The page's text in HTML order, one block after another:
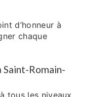
d’honneur à
chaque
Saint-Romain-
tous les niveaux